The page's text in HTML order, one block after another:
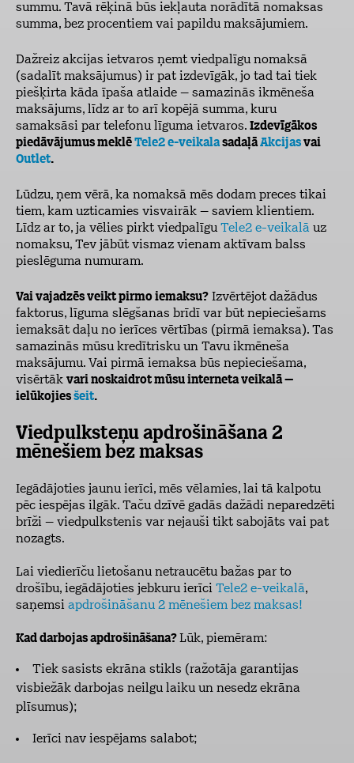
summu. Tavā rēķinā būs iekļauta norādītā nomaksas
summa, bez procentiem vai papildu maksājumiem.
Dažreiz akcijas ietvaros ņemt viedpalīgu nomaksā
(sadalīt maksājumus) ir pat izdevīgāk, jo tad tai tiek
piešķirta kāda īpaša atlaide – samazinās ikmēneša
maksājums, līdz ar to arī kopējā summa, kuru
samaksāsi par telefonu līguma ietvaros. Izdevīgākos
piedāvājumus meklēTele2 e-veikalasadaļāAkcijasvai
Outlet.
Lūdzu, ņem vērā, ka nomaksā mēs dodam preces tikai
tiem, kam uzticamies visvairāk – saviem klientiem.
Līdz ar to, ja vēlies pirkt viedpalīgu Tele2 e-veikalā uz
nomaksu, Tev jābūt vismaz vienam aktīvam balss
pieslēguma numuram.
Vai vajadzēs veikt pirmo iemaksu? Izvērtējot dažādus
faktorus, līguma slēgšanas brīdī var būt nepieciešams
iemaksāt daļu no ierīces vērtības (pirmā iemaksa). Tas
samazinās mūsu kredītrisku un Tavu ikmēneša
maksājumu. Vai pirmā iemaksa būs nepieciešama,
visērtāk vari noskaidrot mūsu interneta veikalā –
ielūkojiesšeit.
Viedpulksteņu apdrošināšana 2
mēnešiem bez maksas
Iegādājoties jaunu ierīci, mēs vēlamies, lai tā kalpotu
pēc iespējas ilgāk. Taču dzīvē gadās dažādi neparedzēti
brīži – viedpulkstenis var nejauši tikt sabojāts vai pat
nozagts.
Lai viedierīču lietošanu netraucētu bažas par to
drošību, iegādājoties jebkuru ierīci Tele2 e-veikalā,
saņemsi apdrošināšanu 2 mēnešiem bez maksas!
Kad darbojas apdrošināšana?Lūk, piemēram:
Tiek sasists ekrāna stikls (ražotāja garantijas
visbiežāk darbojas neilgu laiku un nesedz ekrāna
plīsumus);
Ierīci nav iespējams salabot;